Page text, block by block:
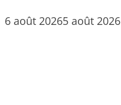
6 août 20265 août 2026